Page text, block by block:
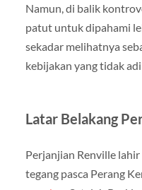
Namun, di balik
patut untuk dipahami
sekadar melihatnya
kebijakan yang tidak
Latar Belakang
Perjanjian Renville
tegang pasca Perang